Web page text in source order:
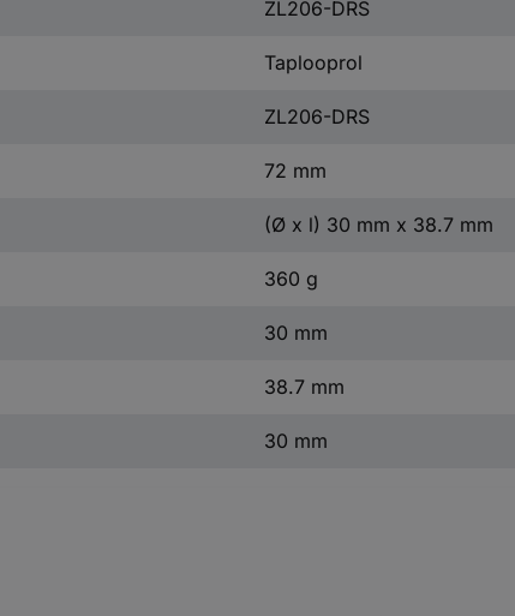
ZL206-DRS
Taplooprol
ZL206-DRS
72 mm
(Ø x l) 30 mm x 38.7 mm
360 g
30 mm
38.7 mm
30 mm